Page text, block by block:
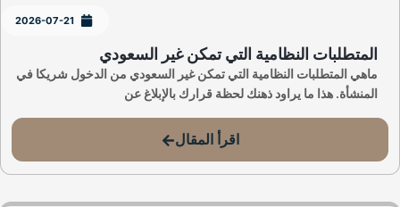
2026-07-21
المتطلبات النظامية التي تمكن غير السعودي
ماهي المتطلبات النظامية التي تمكن غير السعودي من الدخول شريكا في
المنشأة. هذا ما يراود ذهنك لحظة قرارك بالإبلاغ عن
اقرأ المقال